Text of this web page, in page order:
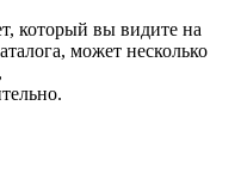
который вы видите на
может несколько